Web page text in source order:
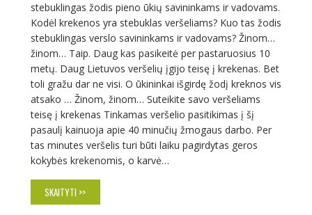
stebuklingas žodis pieno ūkių savininkams ir vadovams.
Kodėl krekenos yra stebuklas veršeliams? Kuo tas žodis
stebuklingas verslo savininkams ir vadovams? Žinom…
žinom… Taip. Daug kas pasikeitė per pastaruosius 10
metų. Daug Lietuvos veršelių įgijo teisę į krekenas. Bet
toli gražu dar ne visi. O ūkininkai išgirdę žodį kreknos vis
atsako … Žinom, žinom… Suteikite savo veršeliams
teisę į krekenas Tinkamas veršelio pasitikimas į šį
pasaulį kainuoja apie 40 minučių žmogaus darbo. Per
tas minutes veršelis turi būti laiku pagirdytas geros
kokybės krekenomis, o karvė…
SKAITYTI >>